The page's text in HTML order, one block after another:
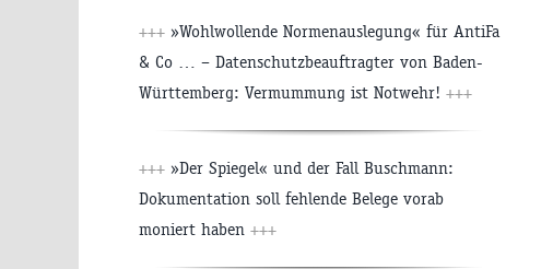
+++ »Wohlwollende Normenauslegung« für AntiFa
& Co … – Datenschutzbeauftragter von Baden-
Württemberg: Vermummung ist Notwehr! +++
+++ »Der Spiegel« und der Fall Buschmann:
Dokumentation soll fehlende Belege vorab
moniert haben +++